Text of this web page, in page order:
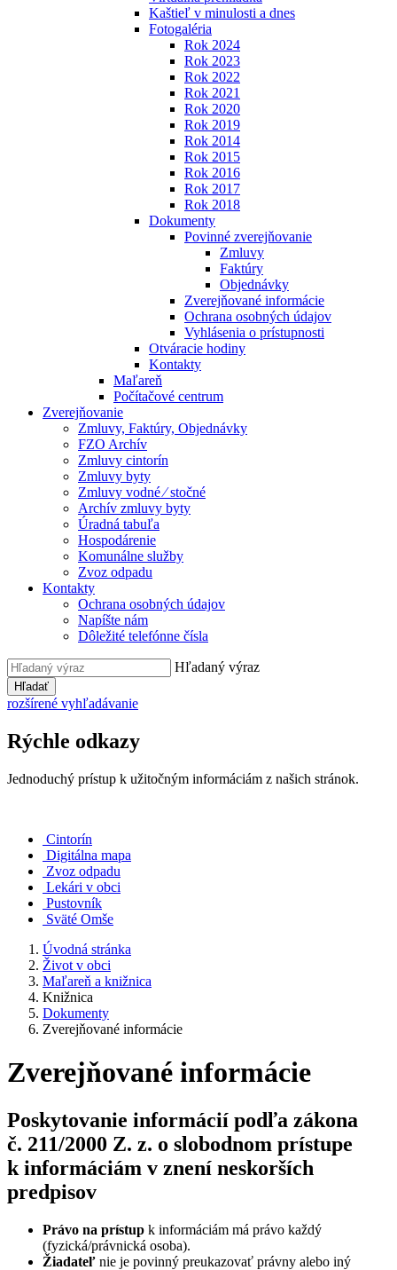
Kaštieľ v minulosti a dnes
Fotogaléria
Rok 2024
Rok 2023
Rok 2022
Rok 2021
Rok 2020
Rok 2019
Rok 2014
Rok 2015
Rok 2016
Rok 2017
Rok 2018
Dokumenty
Povinné zverejňovanie
Zmluvy
Faktúry
Objednávky
Zverejňované informácie
Ochrana osobných údajov
Vyhlásenia o prístupnosti
Otváracie hodiny
Kontakty
Maľareň
Počítačové centrum
Zverejňovanie
Zmluvy, Faktúry, Objednávky
FZO Archív
Zmluvy cintorín
Zmluvy byty
Zmluvy vodné ⁄ stočné
Archív zmluvy byty
Úradná tabuľa
Hospodárenie
Komunálne služby
Zvoz odpadu
Kontakty
Ochrana osobných údajov
Napíšte nám
Dôležité telefónne čísla
Hľadaný výraz
Hľadať
rozšírené vyhľadávanie
Rýchle odkazy
Jednoduchý prístup k užitočným informáciám z našich stránok.
Cintorín
Digitálna mapa
Zvoz odpadu
Lekári v obci
Pustovník
Sväté Omše
Úvodná stránka
Život v obci
Maľareň a knižnica
Knižnica
Dokumenty
Zverejňované informácie
Zverejňované informácie
Poskytovanie informácií podľa zákona
č. 211/2000 Z. z. o slobodnom prístupe
k informáciám v znení neskorších
predpisov
Právo na prístup k informáciám má právo každý
(fyzická/právnická osoba).
Žiadateľ nie je povinný preukazovať právny alebo iný